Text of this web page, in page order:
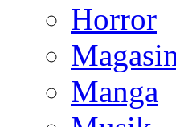
Horror
Manga